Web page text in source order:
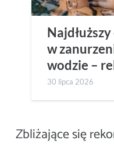
w
wodzie –
30 lipca 2026
Zbliżające się